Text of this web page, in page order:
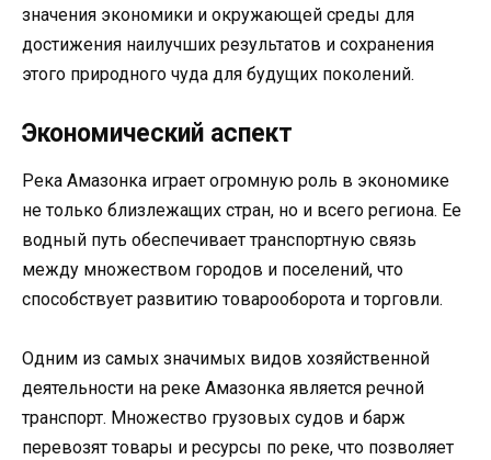
значения экономики и окружающей среды для
достижения наилучших результатов и сохранения
этого природного чуда для будущих поколений.
Экономический аспект
Река Амазонка играет огромную роль в экономике
не только близлежащих стран, но и всего региона. Ее
водный путь обеспечивает транспортную связь
между множеством городов и поселений, что
способствует развитию товарооборота и торговли.
Одним из самых значимых видов хозяйственной
деятельности на реке Амазонка является речной
транспорт. Множество грузовых судов и барж
перевозят товары и ресурсы по реке, что позволяет